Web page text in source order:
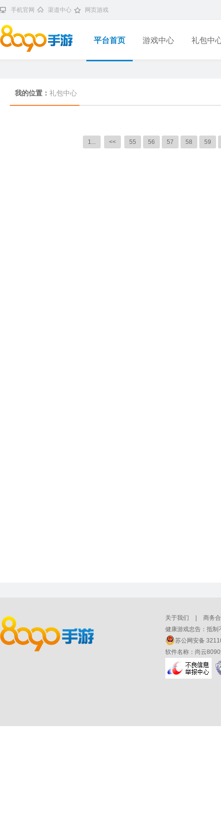
手机官网 渠道中心 网页游戏
平台首页 游戏中心 礼包中
我的位置： 礼包中心
1... << 55 56 57 58 59
关于我们
商务
健康游戏忠告：抵制
苏公网安备
软件名称：尚云